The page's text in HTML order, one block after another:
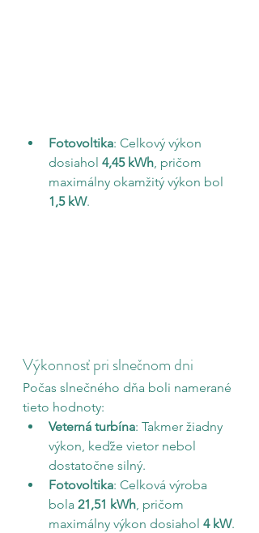
Fotovoltika: Celkový výkon
dosiahol 4,45 kWh , pričom
maximálny okamžitý výkon bol
1,5 kW.
Výkonnosť pri slnečnom dni
Počas slnečného dňa boli namerané
tieto hodnoty:
Veterná turbína: Takmer žiadny
výkon, keďže vietor nebol
dostatočne silný.
Fotovoltika: Celková výroba
bola 21,51 kWh, pričom
maximálny výkon dosiahol 4 kW.